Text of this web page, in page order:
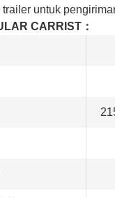
untuk
CARRIST：